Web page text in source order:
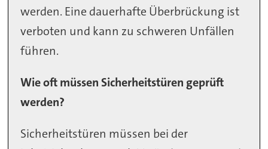
werden. Eine dauerhafte Überbrückung ist
verboten und kann zu schweren Unfällen
führen.
Wie oft müssen Sicherheitstüren geprüft
werden?
Sicherheitstüren müssen bei der